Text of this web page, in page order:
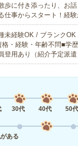
歩に付き添ったり、お
仕事からスタート！経
未経験OK / ブランク
格・経験・年齢不問■学
登用あり（紹介予定派
30代 40代 50代
ある